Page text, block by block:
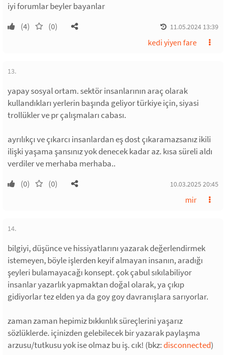
iyi forumlar beyler bayanlar
(4) (0) 11.05.2024 13:39
kedi yiyen fare
13.
yapay sosyal ortam. sektör insanlarının araç olarak
kullandıkları yerlerin başında geliyor türkiye için, siyasi
trollükler ve pr çalışmaları cabası.
ayrılıkçı ve çıkarcı insanlardan eş dost çıkaramazsanız ikili
ilişki yaşama şansınız yok denecek kadar az. kısa süreli aldı
verdiler ve merhaba merhaba..
(0) (0) 10.03.2025 20:45
mir
14.
bilgiyi, düşünce ve hissiyatlarını yazarak değerlendirmek
istemeyen, böyle işlerden keyif almayan insanın, aradığı
şeyleri bulamayacağı konsept. çok çabul sıkılabiliyor
insanlar yazarlık yapmaktan doğal olarak, ya çıkıp
gidiyorlar tez elden ya da goy goy davranışlara sarıyorlar.
zaman zaman hepimiz bıkkınlık süreçlerini yaşarız
sözlüklerde. içinizden gelebilecek bir yazarak paylaşma
arzusu/tutkusu yok ise olmaz bu iş. cık! (bkz:disconnected)